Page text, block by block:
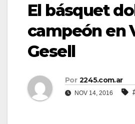
El básquet
campeón en
Gesell
Por 2245.com.ar
NOV 14, 2016